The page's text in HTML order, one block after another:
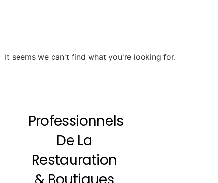
It seems we can't find what you're looking for.
Professionnels
De La
Restauration